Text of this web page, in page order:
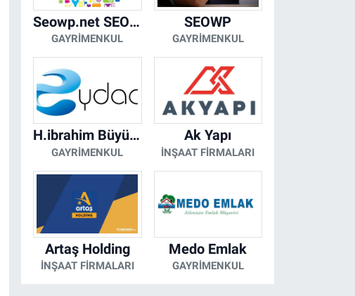
Seowp.net SEO Hizmetleri
GAYRIMENKUL
SEOWP
GAYRIMENKUL
H.ibrahim Büyükacar
GAYRIMENKUL
Ak Yapı
İNŞAAT FIRMALARI
Artaş Holding
İNŞAAT FIRMALARI
Medo Emlak
GAYRIMENKUL